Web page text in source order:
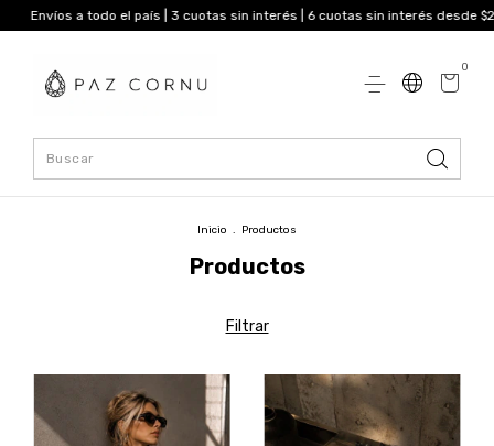
el país | 3 cuotas sin interés | 6 cuotas sin interés desde $250.000 I
0
Inicio . Productos
Productos
Filtrar